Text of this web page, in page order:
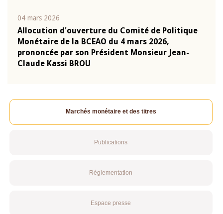
04 mars 2026
Allocution d'ouverture du Comité de Politique
Monétaire de la BCEAO du 4 mars 2026,
prononcée par son Président Monsieur Jean-
Claude Kassi BROU
Marchés monétaire et des titres
Publications
Réglementation
Espace presse